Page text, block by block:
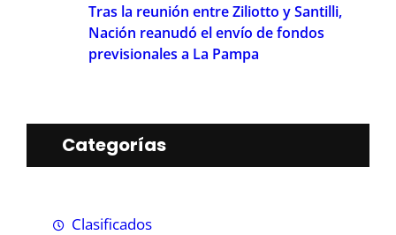
Tras la reunión entre Ziliotto y Santilli,
Nación reanudó el envío de fondos
previsionales a La Pampa
Categorías
Clasificados